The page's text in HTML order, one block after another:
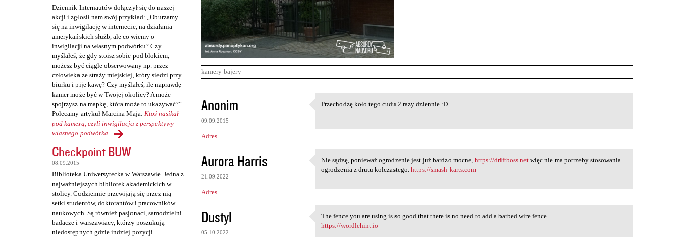
Dziennik Internautów dołączył się do naszej
akcji i zgłosił nam swój przykład: „Oburzamy
się na inwigilację w internecie, na działania
amerykańskich służb, ale co wiemy o
inwigilacji na własnym podwórku? Czy
myślałeś, że gdy stoisz sobie pod blokiem,
możesz być ciągle obserwowany np. przez
człowieka ze straży miejskiej, który siedzi przy
biurku i pije kawę? Czy myślałeś, ile naprawdę
kamer może być w Twojej okolicy? A może
spojrzysz na mapkę, która może to ukazywać?”.
Polecamy artykuł Marcina Maja: Ktoś nasikał
pod kamerą, czyli inwigilacja z perspektywy
własnego podwórka.
Checkpoint BUW
08.09.2015
Biblioteka Uniwersytecka w Warszawie. Jedna z
najważniejszych bibliotek akademickich w
stolicy. Codziennie przewijają się przez nią
setki studentów, doktorantów i pracowników
naukowych. Są również pasjonaci, samodzielni
badacze i warszawiacy, którzy poszukują
niedostępnych gdzie indziej pozycji.
kamery-bajery
K
o
m
e
n
t
r
z
e
Anonim
09.09.2015
Adres
Przechodzę koło tego cudu 2
Przechodzę koło tego cudu 2 razy dziennie :D
Aurora Harris
21.09.2022
Adres
Nie sądzę, ponieważ
Nie sądzę, ponieważ ogrodzenie jest już bardzo mocne,https://driftboss.net więc nie ma potrzeby stosowania
ogrodzenia z drutu kolczastego.https://smash-karts.com
Dustyl
05.10.2022
The fence you are using is so
The fence you are using is so good that there is no need to add a barbed wire fence.
https://wordlehint.io